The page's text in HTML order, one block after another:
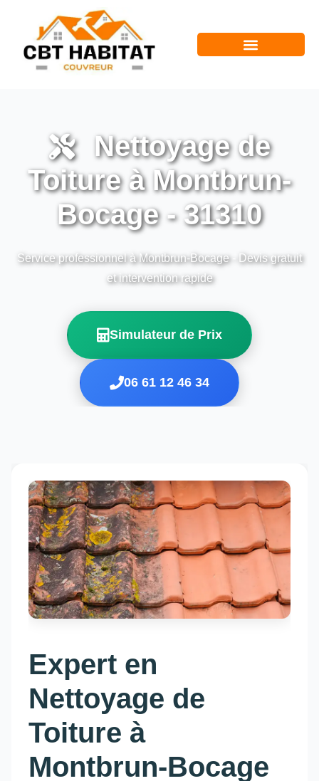
Nettoyage de
Toiture à Montbrun-
Bocage - 31310
Service professionnel à Montbrun-Bocage - Devis gratuit
et intervention rapide
Simulateur de Prix
06 61 12 46 34
Expert en
Nettoyage de
Toiture à
Montbrun-Bocage